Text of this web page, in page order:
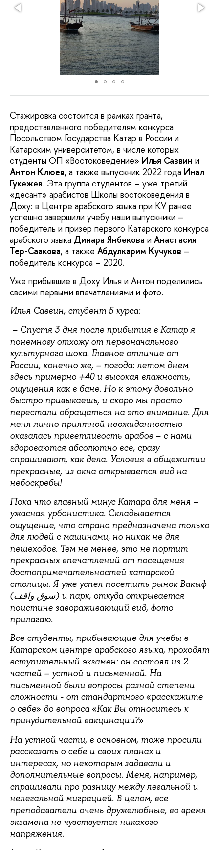
Стажировка состоится в рамках гранта,
предоставленного победителям конкурса
Посольством Государства Катар в России и
Катарским университетом, в числе которых
студенты ОП «Востоковедение» Илья Саввин и
Антон Клюев, а также выпускник 2022 года Инал
Гукежев. Эта группа студентов – уже третий
«десант» арабистов Школы востоковедения в
Доху: в Центре арабского языка при КУ ранее
успешно завершили учебу наши выпускники –
победитель и призер первого Катарского конкурса
арабского языка Динара Янбекова и Анастасия
Тер-Саакова, а также Абдулкарим Кучуков –
победитель конкурса – 2020.
Уже прибывшие в Доху Илья и Антон поделились
своими первыми впечатлениями и фото.
Илья Саввин, студент 5 курса:
– Спустя 3 дня после прибытия в Катар я
понемногу отхожу от первоначального
культурного шока. Главное отличие от
России, конечно же, – погода: летом днем
здесь примерно +40 и высокая влажность,
ощущения как в бане. Но к этому довольно
быстро привыкаешь, и скоро мы просто
перестали обращаться на это внимание. Для
меня лично приятной неожиданностью
оказалась приветливость арабов – с нами
здороваются абсолютно все, сразу
спрашивают, как дела. Условия в общежитии
прекрасные, из окна открывается вид на
небоскребы!
Пока что главный минус Катара для меня –
ужасная урбанистика. Складывается
ощущение, что страна предназначена только
для людей с машинами, но никак не для
пешеходов. Тем не менее, это не портит
прекрасных впечатлений от посещения
достопримечательностей катарской
столицы. Я уже успел посетить рынок Вакыф
(سوق واقف) и парк, откуда открывается
поистине завораживающий вид, фото
прилагаю.
Все студенты, прибывающие для учебы в
Катарском центре арабского языка, проходят
вступительный экзамен: он состоял из 2
частей – устной и письменной. На
письменной были вопросы разной степени
сложности - от стандартного «расскажите
о себе» до вопроса«Как Вы относитесь к
принудительной вакцинации?»
На устной части, в основном, тоже просили
рассказать о себе и своих планах и
интересах, но некоторым задавали и
дополнительные вопросы. Меня, например,
спрашивали про разницу между легальной и
нелегальной миграцией. В целом, все
преподаватели очень дружелюбные, во время
экзамена не чувствуется никакого
напряжения.